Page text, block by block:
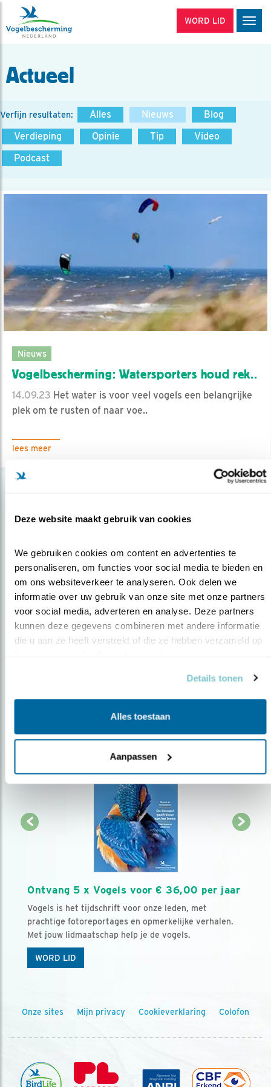
Deze website maakt gebruik van cookies
We gebruiken cookies om content en advertenties te
personaliseren, om functies voor social media te bieden en
om ons websiteverkeer te analyseren. Ook delen we
informatie over uw gebruik van onze site met onze partners
voor social media, adverteren en analyse. Deze partners
kunnen deze gegevens combineren met andere informatie
die u aan ze heeft verstrekt of die ze hebben verzameld op
Details tonen
Alles toestaan
Aanpassen
WORD LID
Actueel
Verfijn resultaten: Alles Nieuws
Blog
Verdieping
Opinie Tip
Video
Podcast
Nieuws
Vogelbescherming: Watersporters houd rek..
14.09.23 Het water is voor veel vogels een belangrijke
plek om te rusten of naar voe..
lees meer
Op de hoogte blijven?
over vogels en activiteiten van Vogelbescherming.
AANMELDEN VOGELNIEUWS
Ontvang 5 x Vogels voor € 36,00 per jaar
Vogels is het tijdschrift voor onze leden, met
prachtige fotoreportages en opmerkelijke verhalen.
Met jouw lidmaatschap help je de vogels.
WORD LID
Onze sites Mijn privacy Cookieverklaring Colofon